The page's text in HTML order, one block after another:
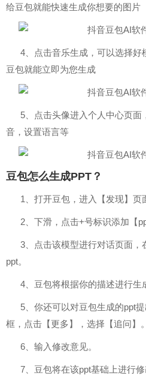
给豆包就能快速生成你想要的图片
4、点击音乐生成，可以选择好
豆包就能立即为您生成
5、点击头像进入个人中心页
音，设置语言等
豆包怎么生成PPT？
1、打开豆包，进入【发现】页
2、下滑，点击+号标识添加【
3、点击该模型进行对话页面，
ppt。
4、豆包将根据你的描述进行生
5、你还可以对豆包生成的ppt
框，点击【更多】，选择【追问】。
6、输入修改意见。
7、豆包将在该ppt基础上进行修